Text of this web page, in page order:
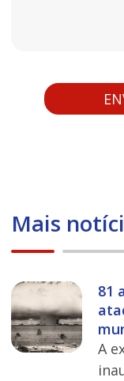
Mais
81
A